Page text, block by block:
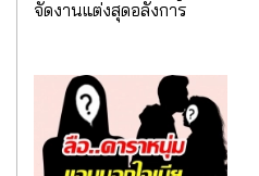
จัดงานแต่งสุดอลังการ